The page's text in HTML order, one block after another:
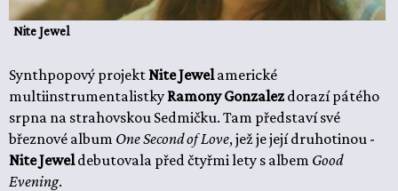
Nite Jewel
Synthpopový projekt Nite Jewelamerické
multiinstrumentalistky Ramony Gonzalez dorazí pátého
srpna na strahovskou Sedmičku. Tam představí své
březnové album One Second of Love, jež je její druhotinou -
Nite Jeweldebutovala před čtyřmi lety s albem Good
Evening.